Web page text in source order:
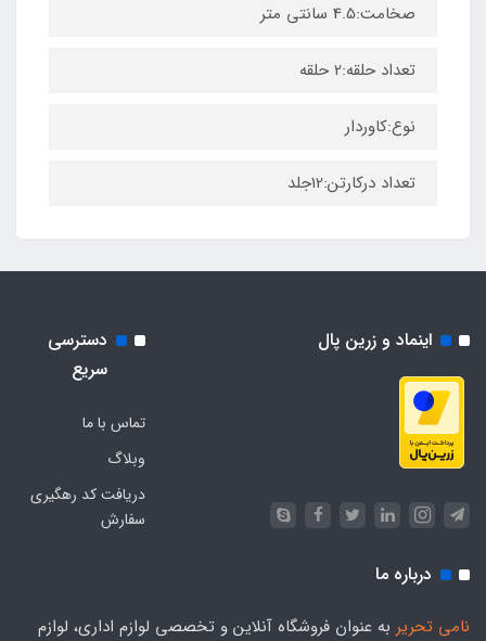
صخامت:4.5 سانتی متر
تعداد حلقه:2 حلقه
نوع:کاوردار
تعداد درکارتن:12جلد
اینماد و زرین پال
دسترسی
سریع
تماس با ما
وبلاگ
دریافت کد رهگیری
سفارش
درباره ما
نامی تحریر به عنوان فروشگاه آنلاین و تخصصی لوازم اداری، لوازم